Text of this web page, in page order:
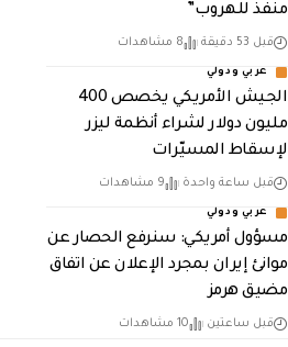
منفذ للهروب”
قبل 53 دقيقة 8 مشاهدات
عربي ودولي
الجيش الأمريكي يخصص 400
مليون دولار لشراء أنظمة ليزر
لإسقاط المسيّرات
قبل ساعة واحدة 9 مشاهدات
عربي ودولي
مسؤول أمريكي: سنرفع الحصار عن
موانئ إيران بمجرد الإعلان عن اتفاق
مضيق هرمز
قبل ساعتين 10 مشاهدات